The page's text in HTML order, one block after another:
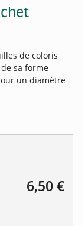
de coloris
sa forme
un diamètre
6,50 €